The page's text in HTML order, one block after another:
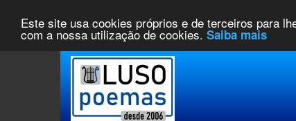
Este site usa cookies próprios e de terceiros para
com a nossa utilização de cookies. Saiba mais